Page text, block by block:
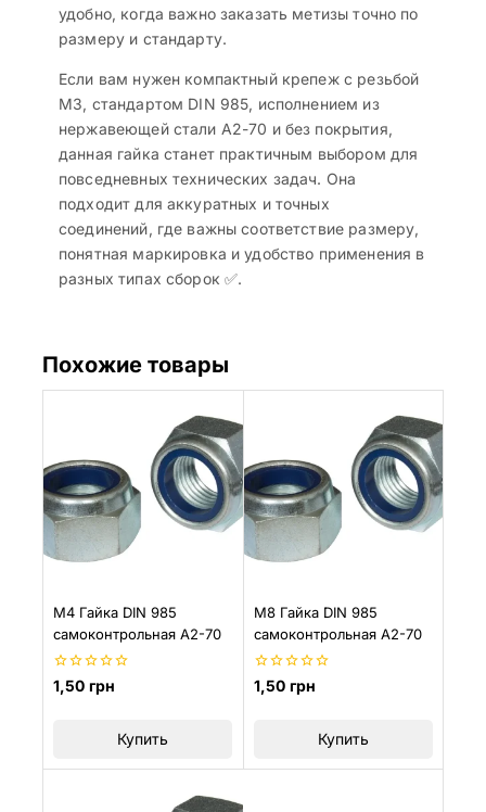
удобно, когда важно заказать метизы точно по
размеру и стандарту.
Если вам нужен компактный крепеж с резьбой
M3, стандартом DIN 985, исполнением из
нержавеющей стали A2-70 и без покрытия,
данная гайка станет практичным выбором для
повседневных технических задач. Она
подходит для аккуратных и точных
соединений, где важны соответствие размеру,
понятная маркировка и удобство применения в
разных типах сборок ✅.
Похожие товары
М4 Гайка DIN 985
самоконтрольная A2-70
0
из
1,50 грн
Купить
M8 Гайка DIN 985
самоконтрольная A2-70
0
из
1,50 грн
Купить